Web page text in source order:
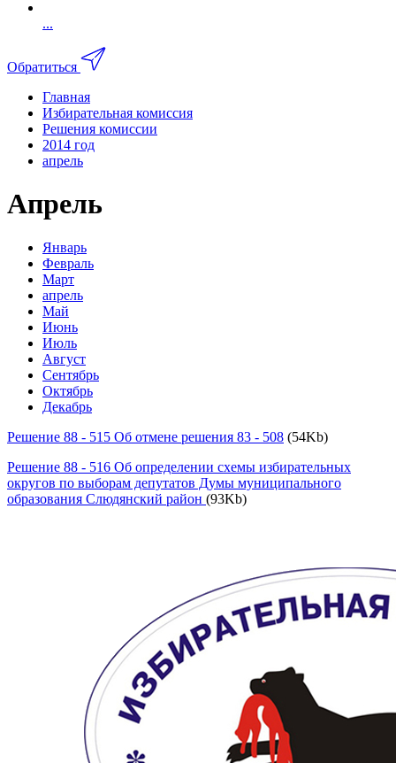
...
Обратиться
Главная
Избирательная комиссия
Решения комиссии
2014 год
апрель
Апрель
Январь
Февраль
Март
апрель
Май
Июнь
Июль
Август
Сентябрь
Октябрь
Декабрь
Решение 88 - 515 Об отмене решения 83 - 508 (54Kb)
Решение 88 - 516 Об определении схемы избирательных
округов по выборам депутатов Думы муниципального
образования Слюдянский район (93Kb)